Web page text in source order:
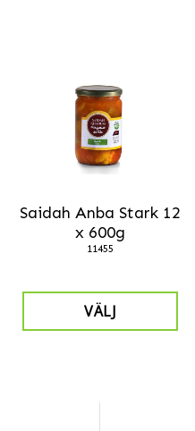
Saidah Anba Stark 12
x 600g
11455
VÄLJ